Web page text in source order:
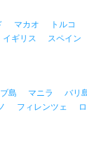
マカオ トルコ
イギリス スペイン
島 マニラ バリ
フィレンツェ